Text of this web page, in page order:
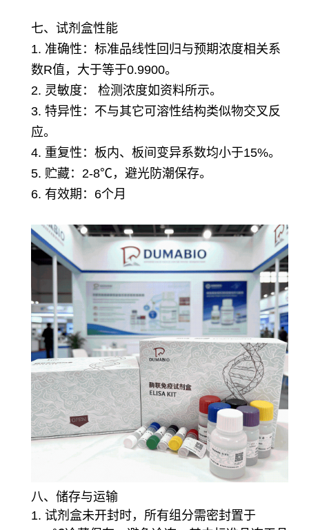
七、试剂盒性能
1. 准确性：标准品线性回归与预期浓度相关系
数R值，大于等于0.9900。
2. 灵敏度： 检测浓度如资料所示。
3. 特异性：不与其它可溶性结构类似物交叉反
应。
4. 重复性：板内、板间变异系数均小于15%。
5. 贮藏：2-8℃，避光防潮保存。
6. 有效期：6个月
八、储存与运输
1. 试剂盒未开封时，所有组分需密封置于